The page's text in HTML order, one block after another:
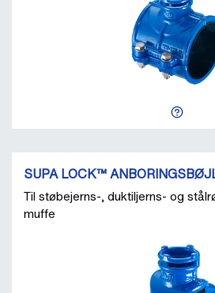
SUPA LOCK™
Til støbejerns-, duktiljerns- og
muffe